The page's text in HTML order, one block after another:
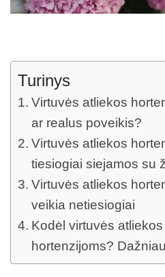
Turinys
Virtuvės atliekos
ar realus poveikis?
Virtuvės atliekos
tiesiogiai siejamos su
Virtuvės atliekos
veikia netiesiogiai
Kodėl virtuvės
hortenzijoms?